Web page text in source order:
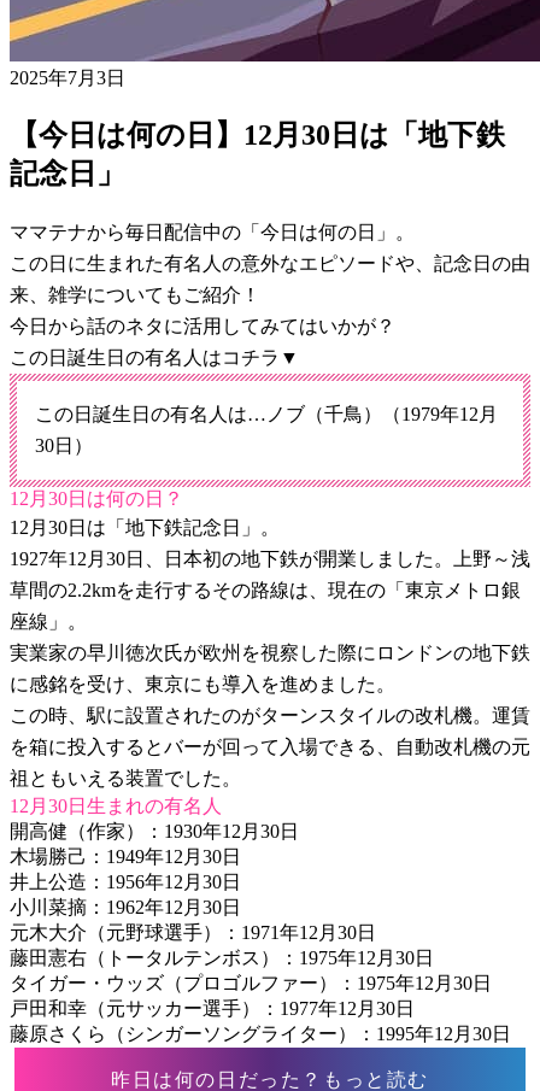
2025年7月3日
【今日は何の日】12月30日は「地下鉄
記念日」
ママテナから毎日配信中の「今日は何の日」。
この日に生まれた有名人の意外なエピソードや、記念日の由
来、雑学についてもご紹介！
今日から話のネタに活用してみてはいかが？
この日誕生日の有名人はコチラ▼
この日誕生日の有名人は…ノブ（千鳥）（1979年12月
30日）
12月30日は何の日？
12月30日は「地下鉄記念日」。
1927年12月30日、日本初の地下鉄が開業しました。上野～浅
草間の2.2kmを走行するその路線は、現在の「東京メトロ銀
座線」。
実業家の早川徳次氏が欧州を視察した際にロンドンの地下鉄
に感銘を受け、東京にも導入を進めました。
この時、駅に設置されたのがターンスタイルの改札機。運賃
を箱に投入するとバーが回って入場できる、自動改札機の元
祖ともいえる装置でした。
12月30日生まれの有名人
開高健（作家）：1930年12月30日
木場勝己：1949年12月30日
井上公造：1956年12月30日
小川菜摘：1962年12月30日
元木大介（元野球選手）：1971年12月30日
藤田憲右（トータルテンボス）：1975年12月30日
タイガー・ウッズ（プロゴルファー）：1975年12月30日
戸田和幸（元サッカー選手）：1977年12月30日
藤原さくら（シンガーソングライター）：1995年12月30日
昨日は何の日だった？もっと読む